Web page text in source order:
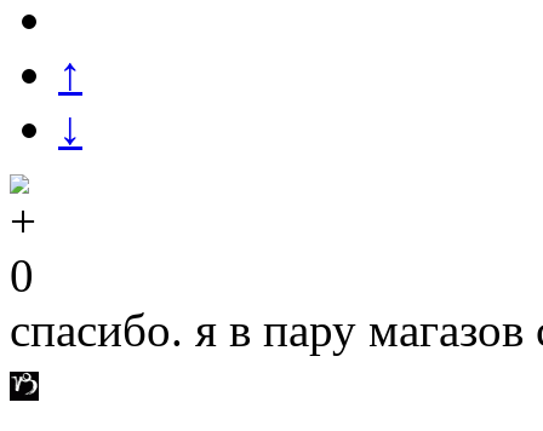
↑
↓
0
спасибо. я в пару